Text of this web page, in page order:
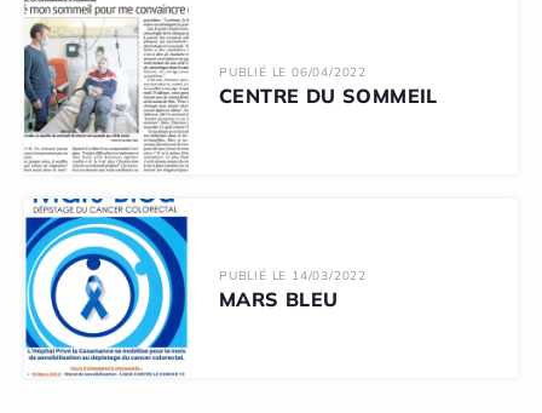
PUBLIÉ LE 06/04/2022
CENTRE DU SOMMEIL
PUBLIÉ LE 14/03/2022
MARS BLEU